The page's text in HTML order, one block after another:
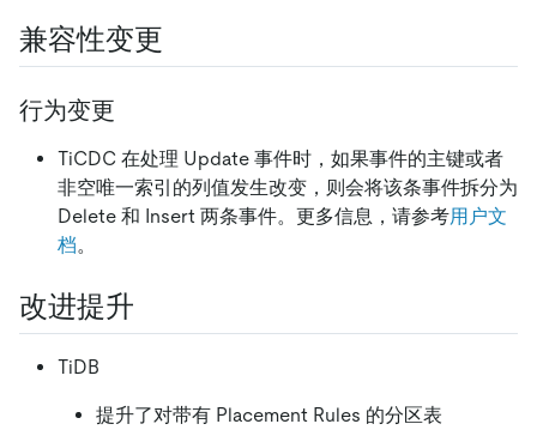
兼容性变更
行为变更
TiCDC 在处理 Update 事件时，如果事件的主键或者
非空唯一索引的列值发生改变，则会将该条事件拆分为
Delete 和 Insert 两条事件。更多信息，请参考用户文
档。
改进提升
TiDB
提升了对带有 Placement Rules 的分区表